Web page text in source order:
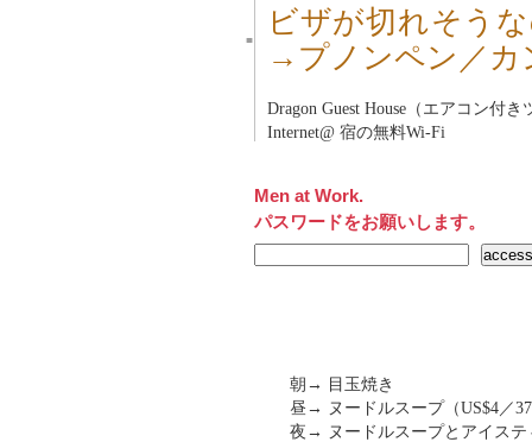
■
ビザが切れそう
→プノンペン／カ
Dragon Guest House（エアコン付き
Internet@ 宿の無料Wi-Fi
Men at Work.
パスワードをお願いします。
朝→ 目玉焼き
昼→ ヌードルスープ（US$4／
夜→ ヌードルスープとアイステ